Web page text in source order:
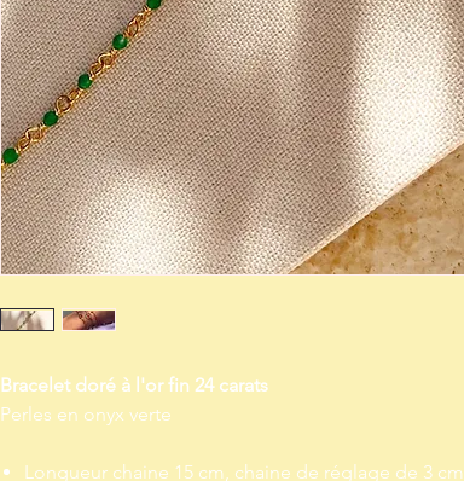
Bracelet doré à l'or fin 24 carats
Perles en onyx verte
Longueur chaine 15 cm, chaine de réglage de 3 cm